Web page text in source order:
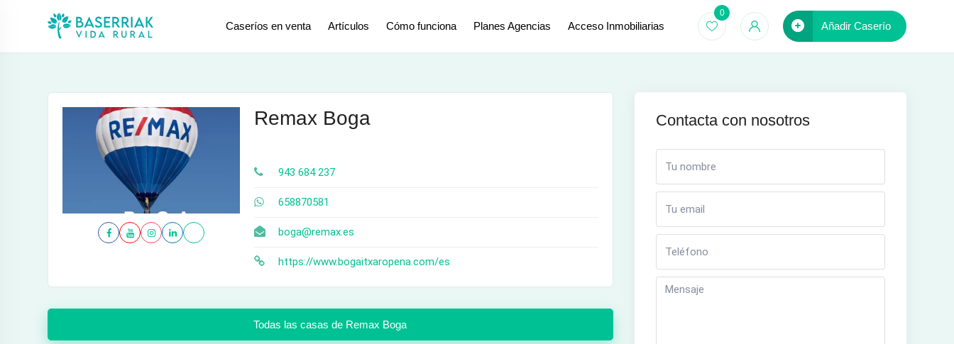
contenido
Caseríos en venta Artículos Cómo funciona Planes Agencias Acceso Inmobiliarias
0
Añadir Caserío
Remax Boga
943 684 237
658870581
boga@remax.es
https://www.bogaitxaropena.com/es
Todas las casas de Remax Boga
Contacta con nosotros